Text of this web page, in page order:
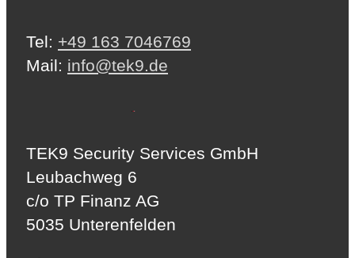
Tel: +49 163 7046769
Mail: info@tek9.de
TEK9 Security Services GmbH
Leubachweg 6
c/o TP Finanz AG
5035 Unterenfelden